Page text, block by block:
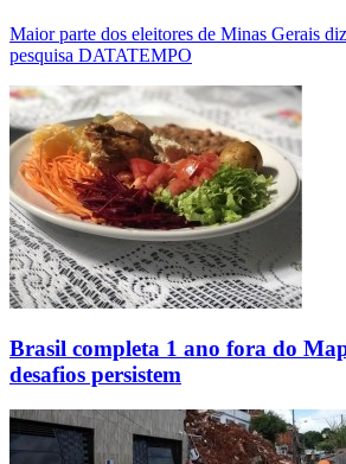
Maior parte dos eleitores de Minas Gerais
pesquisa DATATEMPO
Brasil completa 1 ano fora do
desafios persistem